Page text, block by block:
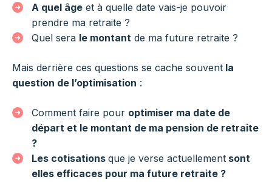
A quel âge et à quelle date vais-je pouvoir
prendre ma retraite ?
Quel sera le montant de ma future retraite ?
Mais derrière ces questions se cache souvent la
question de l’optimisation :
Comment faire pour optimiser ma date de
départ et le montant de ma pension de retraite
?
Les cotisations que je verse actuellement sont
elles efficaces pour ma future retraite ?